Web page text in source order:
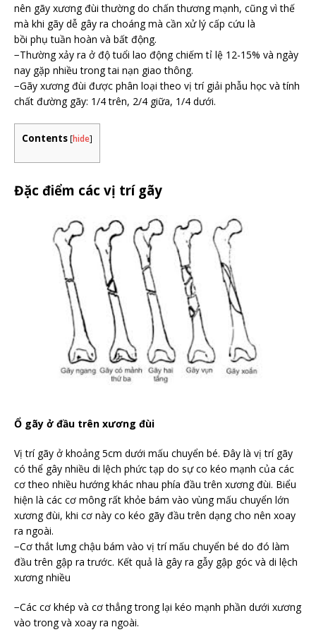
nên gãy xương đùi thường do chấn thương mạnh, cũng vì thế
mà khi gãy dễ gây ra choáng mà cần xử lý cấp cứu là
bồi phụ tuần hoàn và bất động.
−Thường xảy ra ở độ tuổi lao động chiếm tỉ lệ 12-15% và ngày
nay gặp nhiều trong tai nạn giao thông.
−Gãy xương đùi được phân loại theo vị trí giải phẫu học và tính
chất đường gãy: 1/4 trên, 2/4 giữa, 1/4 dưới.
Contents [hide]
Đặc điểm các vị trí gãy
Ổ gãy ở đầu trên xương đùi
Vị trí gãy ở khoảng 5cm dưới mấu chuyển bé. Đây là vị trí gãy
có thể gây nhiều di lệch phức tạp do sự co kéo mạnh của các
cơ theo nhiều hướng khác nhau phía đầu trên xương đùi. Biểu
hiện là các cơ mông rất khỏe bám vào vùng mấu chuyển lớn
xương đùi, khi cơ này co kéo gãy đầu trên dạng cho nên xoay
ra ngoài.
−Cơ thắt lưng chậu bám vào vị trí mấu chuyển bé do đó làm
đầu trên gập ra trước. Kết quả là gây ra gẫy gập góc và di lệch
xương nhiều
−Các cơ khép và cơ thẳng trong lại kéo mạnh phần dưới xương
vào trong và xoay ra ngoài.